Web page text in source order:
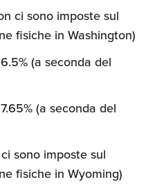
ci sono imposte sul
fisiche in Washington)
(a seconda del
(a seconda del
sono imposte sul
fisiche in Wyoming)